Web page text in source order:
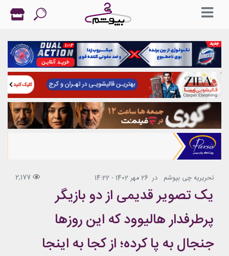
تحریریه چی بپوشم در 26 مهر 1402 - 14:22 2,177
یک تصویر قدیمی از دو بازیگر
پرطرفدار هالیوود که این روزها
جنجال به پا کرده؛ از کجا به اینجا